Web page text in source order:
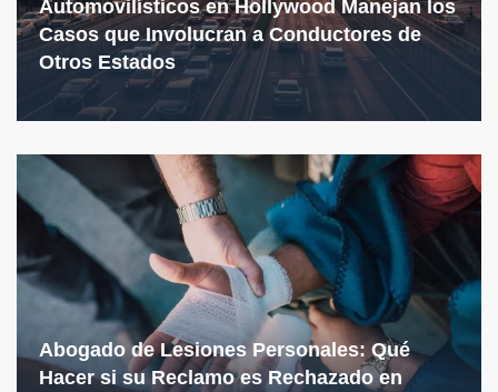
Automovilísticos en Hollywood Manejan los
Casos que Involucran a Conductores de
Otros Estados
Abogado de Lesiones Personales: Qué
Hacer si su Reclamo es Rechazado en